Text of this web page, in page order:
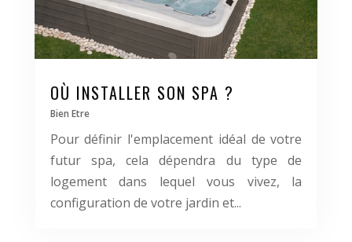
OÙ INSTALLER SON SPA ?
Bien Etre
Pour définir l'emplacement idéal de votre
futur spa, cela dépendra du type de
logement dans lequel vous vivez, la
configuration de votre jardin et...